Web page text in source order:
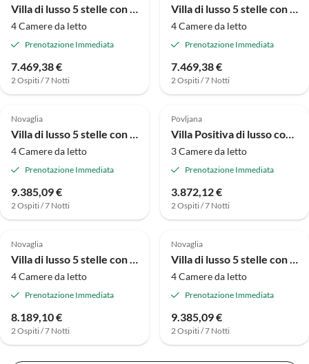
Villa di lusso 5 stelle con vista mare, piano 1, con piscina
4 Camere da letto
Prenotazione Immediata
7.469,38 €
2 Ospiti / 7 Notti
Villa di lusso 5 stelle con vista mare, piano 2, con piscina
4 Camere da letto
Prenotazione Immediata
7.469,38 €
2 Ospiti / 7 Notti
Novaglia
Villa di lusso 5 stelle con vista mare, piano 3, con piscina
4 Camere da letto
Prenotazione Immediata
9.385,09 €
2 Ospiti / 7 Notti
Povljana
Villa Positiva di lusso con piscina riscaldata
3 Camere da letto
Prenotazione Immediata
3.872,12 €
2 Ospiti / 7 Notti
Novaglia
Villa di lusso 5 stelle con vista mare, piano 4, con piscina
4 Camere da letto
Prenotazione Immediata
8.189,10 €
2 Ospiti / 7 Notti
Novaglia
Villa di lusso 5 stelle con vista mare, piano 6, con piscina
4 Camere da letto
Prenotazione Immediata
9.385,09 €
2 Ospiti / 7 Notti